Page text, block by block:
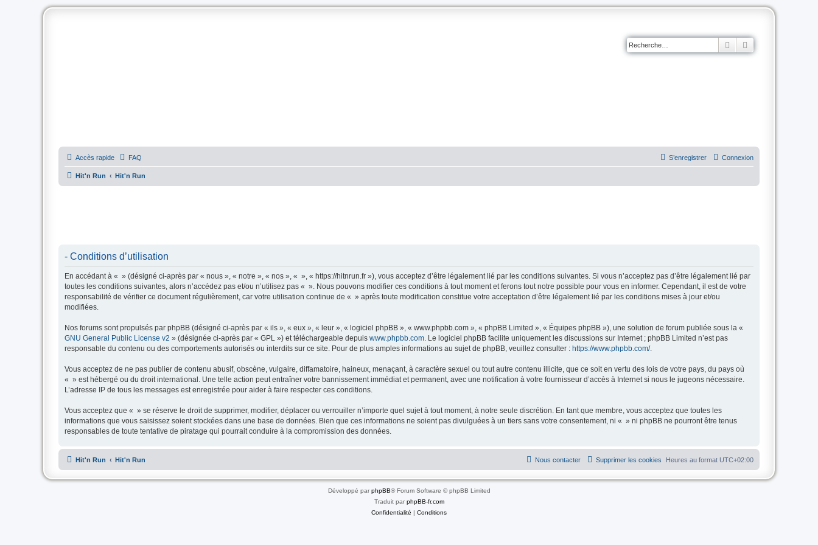
Rechercher
Accès rapide FAQ Connexion
S’enregistrer
Hit'n Run Hit'n Run
- Conditions d’utilisation
En accédant à « » (désigné ci-après par « nous », « notre », « nos », « », « https://hitnrun.fr »), vous acceptez d’être légalement lié par les conditions suivantes. Si vous n’acceptez pas d’être légalement lié par
toutes les conditions suivantes, alors n’accédez pas et/ou n’utilisez pas « ». Nous pouvons modifier ces conditions à tout moment et ferons tout notre possible pour vous en informer. Cependant, il est de votre
responsabilité de vérifier ce document régulièrement, car votre utilisation continue de « » après toute modification constitue votre acceptation d’être légalement lié par les conditions mises à jour et/ou
modifiées.
Nos forums sont propulsés par phpBB (désigné ci-après par « ils », « eux », « leur », « logiciel phpBB », « www.phpbb.com », « phpBB Limited », « Équipes phpBB »), une solution de forum publiée sous la «
GNU General Public License v2 » (désignée ci-après par « GPL ») et téléchargeable depuis www.phpbb.com. Le logiciel phpBB facilite uniquement les discussions sur Internet ; phpBB Limited n’est pas
responsable du contenu ou des comportements autorisés ou interdits sur ce site. Pour de plus amples informations au sujet de phpBB, veuillez consulter : https://www.phpbb.com/.
Vous acceptez de ne pas publier de contenu abusif, obscène, vulgaire, diffamatoire, haineux, menaçant, à caractère sexuel ou tout autre contenu illicite, que ce soit en vertu des lois de votre pays, du pays où
« » est hébergé ou du droit international. Une telle action peut entraîner votre bannissement immédiat et permanent, avec une notification à votre fournisseur d’accès à Internet si nous le jugeons nécessaire.
L’adresse IP de tous les messages est enregistrée pour aider à faire respecter ces conditions.
Vous acceptez que « » se réserve le droit de supprimer, modifier, déplacer ou verrouiller n’importe quel sujet à tout moment, à notre seule discrétion. En tant que membre, vous acceptez que toutes les
informations que vous saisissez soient stockées dans une base de données. Bien que ces informations ne soient pas divulguées à un tiers sans votre consentement, ni « » ni phpBB ne pourront être tenus
responsables de toute tentative de piratage qui pourrait conduire à la compromission des données.
Hit'n Run Hit'n Run Heures au format UTC+02:00
Supprimer les cookies
Nous contacter
Développé parphpBB® Forum Software © phpBB Limited
Traduit parphpBB-fr.com
Confidentialité | Conditions